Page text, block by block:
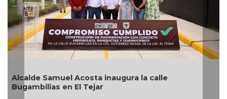
Acosta inaugura la calle
en El Tejar
Pedro de